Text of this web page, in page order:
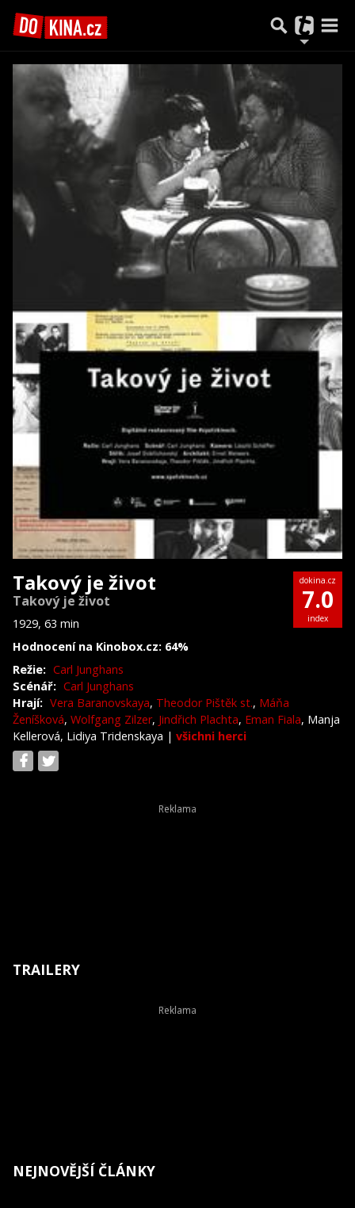
Takový je život
Takový je život
1929, 63 min
Hodnocení na Kinobox.cz: 64%
dokina.cz
7.0
index
Režie: Carl Junghans
Scénář: Carl Junghans
Hrají: Vera Baranovskaya, Theodor Pištěk st., Máňa
Ženíšková, Wolfgang Zilzer, Jindřich Plachta, Eman Fiala, Manja
Kellerová, Lidiya Tridenskaya | všichni herci
TRAILERY
NEJNOVĚJŠÍ ČLÁNKY